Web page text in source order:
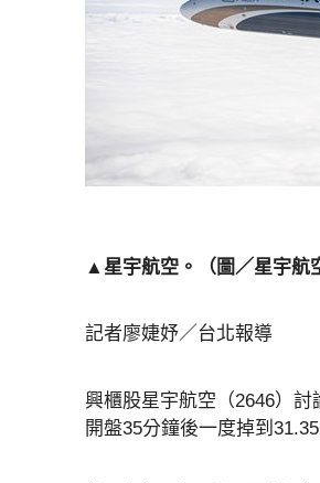
▲星宇航空。（圖／星宇航
記者廖婕妤／台北報導
興櫃股星宇航空（2646）
開盤35分鐘後一度掉到